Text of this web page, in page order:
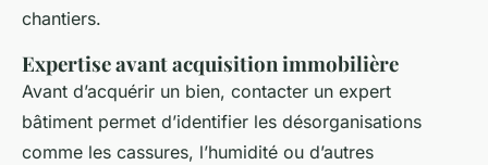
chantiers.
Expertise avant acquisition immobilière
Avant d’acquérir un bien, contacter un expert
bâtiment permet d’identifier les désorganisations
comme les cassures, l’humidité ou d’autres